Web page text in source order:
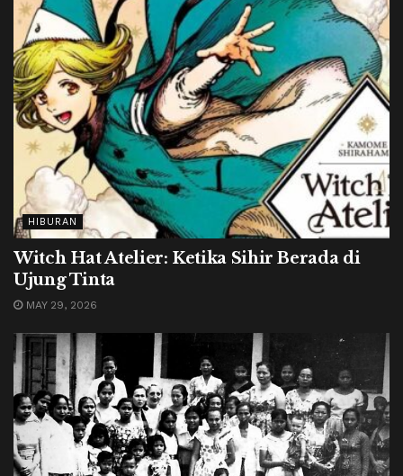
HIBURAN
Witch Hat Atelier: Ketika Sihir Berada di
Ujung Tinta
MAY 29, 2026